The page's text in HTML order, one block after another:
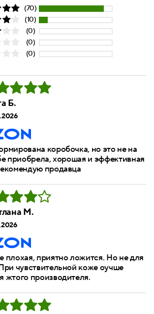
(70)
(10)
(0)
(0)
(0)
Б.
коробочка, но это не на
приобрела, хорошая и эффективная
продавца
М.
плохая, приятно ложится. Но не для
чувствительной коже оучше
жтого производителя.